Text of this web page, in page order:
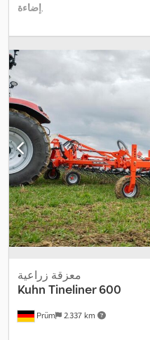
إضاءة,
Prüm 2.337 km
معزقة زراعية
Kuhn Tineliner 600